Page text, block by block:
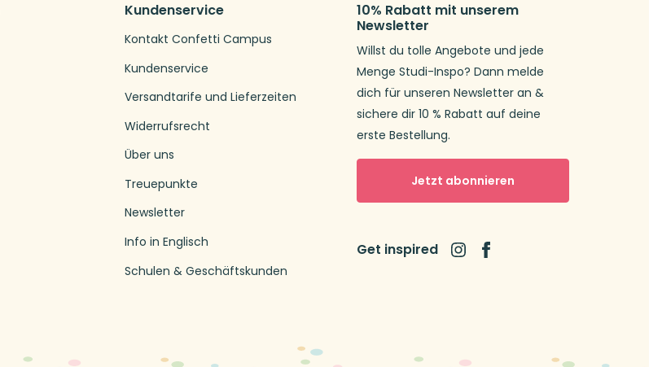
Kundenservice
Kontakt Confetti Campus
Kundenservice
Versandtarife und Lieferzeiten
Widerrufsrecht
Über uns
Treuepunkte
Newsletter
Info in Englisch
Schulen & Geschäftskunden
10% Rabatt mit unserem
Newsletter
Willst du tolle Angebote und jede
Menge Studi-Inspo? Dann melde
dich für unseren Newsletter an &
sichere dir 10 % Rabatt auf deine
erste Bestellung.
Jetzt abonnieren
Get inspired